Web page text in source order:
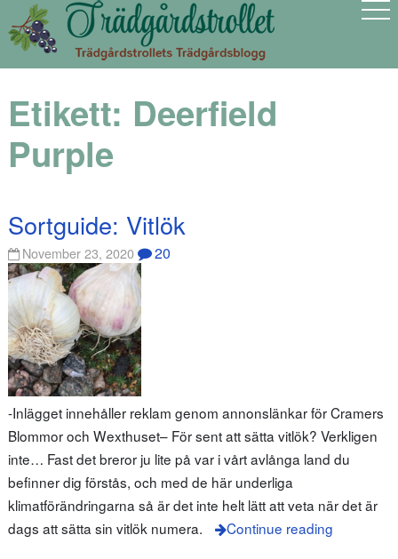
Etikett: Deerfield
Purple
Sortguide: Vitlök
November 23, 2020 20
-Inlägget innehåller reklam genom annonslänkar för Cramers
Blommor och Wexthuset– För sent att sätta vitlök? Verkligen
inte… Fast det breror ju lite på var i vårt avlånga land du
befinner dig förstås, och med de här underliga
klimatförändringarna så är det inte helt lätt att veta när det är
dags att sätta sin vitlök numera.
Continue reading